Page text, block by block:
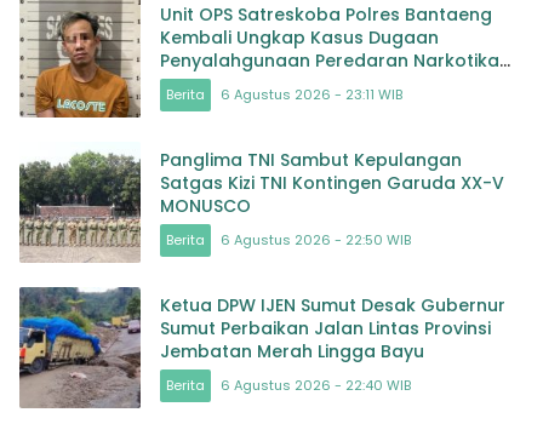
Unit OPS Satreskoba Polres Bantaeng
Kembali Ungkap Kasus Dugaan
Penyalahgunaan Peredaran Narkotika
Jenis Sabu
Berita 6 Agustus 2026 - 23:11 WIB
Panglima TNI Sambut Kepulangan
Satgas Kizi TNI Kontingen Garuda XX-V
MONUSCO
Berita 6 Agustus 2026 - 22:50 WIB
Ketua DPW IJEN Sumut Desak Gubernur
Sumut Perbaikan Jalan Lintas Provinsi
Jembatan Merah Lingga Bayu
Berita 6 Agustus 2026 - 22:40 WIB